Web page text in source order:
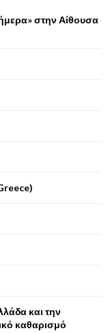
στην Αίθουσα
και την
καθαρισμό